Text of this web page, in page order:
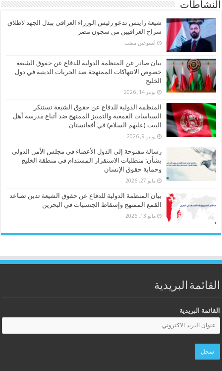
النشاطات
شيعة رايتس تدعو رئيس الوزراء العراقي ببذل الجهد لاطلاق
سراح العراقيين من سجون مصر
‏أسبوعين مضت
بيان صادر عن المنظمة الدولية للدفاع عن حقوق الشيعة
خصوص الانتهاكات الممنهجة ضد الحريات الدينية في دول
الخليج
يونيو 14, 2026
المنظمة الدولية للدفاع عن حقوق الشيعة تستنكر
السياسات القمعية والتمييز الممنهج ضد أتباع مدرسة أهل
البيت (عليهم السلام) في أفغانستان
يونيو 9, 2026
رسالة مفتوحة إلى الدول الأعضاء في مجلس الأمن الدولي
بشأن: متطلبات الاستقرار المستدام في منطقة الخليج
وحماية حقوق الإنسان
مايو 27, 2026
بيان المنظمة الدولية للدفاع عن حقوق الشيعة تدين تصاعد
القمع الممنهج وإسقاط الجنسيات في البحرين
مايو 13, 2026
القائمة البريدية
القائمة البريدية